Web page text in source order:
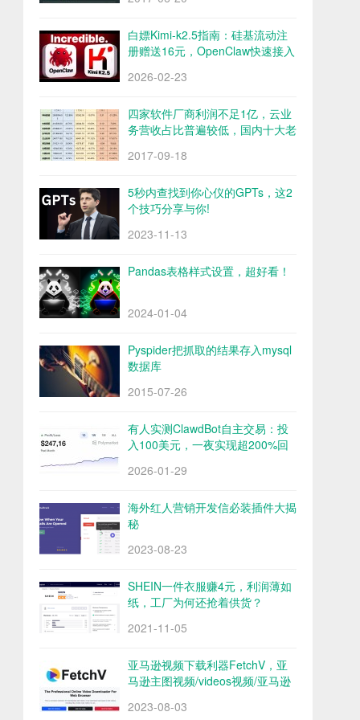
白嫖Kimi-k2.5指南：硅基流动注
册赠送16元，OpenClaw快速接入
2026-02-23
四家软件厂商利润不足1亿，云业
务营收占比普遍较低，国内十大老
2017-09-18
5秒内查找到你心仪的GPTs，这2
个技巧分享与你!
2023-11-13
Pandas表格样式设置，超好看！
2024-01-04
Pyspider把抓取的结果存入mysql
数据库
2015-07-26
有人实测ClawdBot自主交易：投
入100美元，一夜实现超200%回
2026-01-29
海外红人营销开发信必装插件大揭
秘
2023-08-23
SHEIN一件衣服赚4元，利润薄如
纸，工厂为何还抢着供货？
2021-11-05
亚马逊视频下载利器FetchV，亚
马逊主图视频/videos视频/亚马逊
2023-08-03